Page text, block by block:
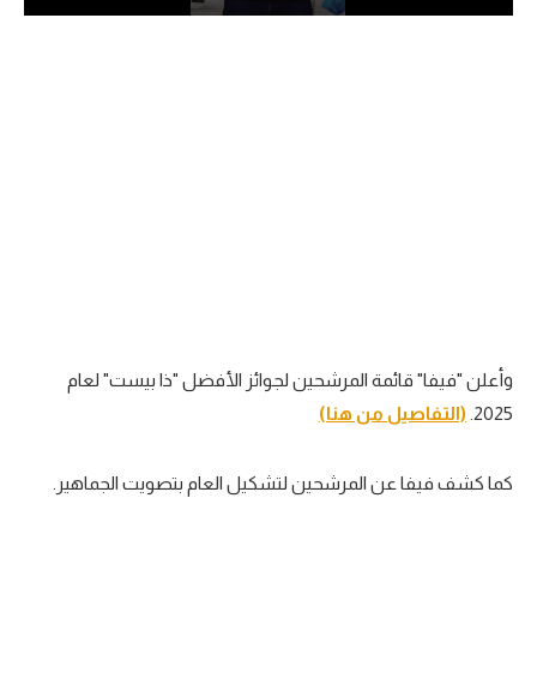
الدوري الإنجليزي
وأعلن "فيفا" قائمة المرشحين لجوائز الأفضل "ذا بيست" لعام
2025. (التفاصيل من هنا)
كما كشف فيفا عن المرشحين لتشكيل العام بتصويت الجماهير.